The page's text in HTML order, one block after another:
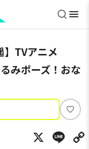
】TVアニメ
みポーズ！おな
い
ね
X